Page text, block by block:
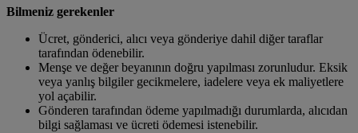
Bilmeniz gerekenler
Ücret, gönderici, alıcı veya gönderiye dahil diğer taraflar
tarafından ödenebilir.
Menşe ve değer beyanının doğru yapılması zorunludur. Eksik
veya yanlış bilgiler gecikmelere, iadelere veya ek maliyetlere
yol açabilir.
Gönderen tarafından ödeme yapılmadığı durumlarda, alıcıdan
bilgi sağlaması ve ücreti ödemesi istenebilir.